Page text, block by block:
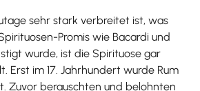
sehr stark verbreitet ist, was
Promis wie Bacardi und
wurde, ist die Spirituose gar
Erst im 17. Jahrhundert wurde Rum
Zuvor berauschten und belohnten